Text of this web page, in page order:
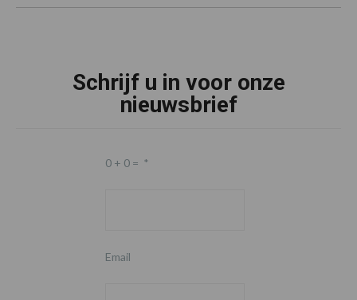
Schrijf u in voor onze
nieuwsbrief
0 + 0 = *
Email